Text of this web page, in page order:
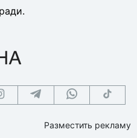
Разместить рекламу